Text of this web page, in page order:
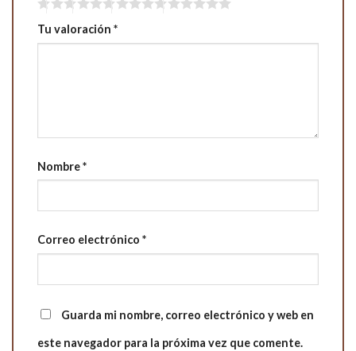
Tu valoración *
Nombre*
Correo electrónico *
Guarda mi nombre, correo electrónico y web en
este navegador para la próxima vez que comente.